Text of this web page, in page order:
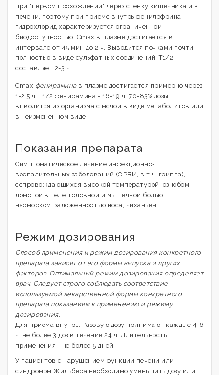
при "первом прохождении" через стенку кишечника и в
печени, поэтому при приеме внутрь фенилэфрина
гидрохлорид характеризуется ограниченной
биодоступностью. Cmax в плазме достигается в
интервале от 45 мин до 2 ч. Выводится почками почти
полностью в виде сульфатных соединений. T1/2
составляет 2-3 ч.
Cmax фенираминав плазме достигается примерно через
1-2.5 ч. T1/2 фенирамина - 16-19 ч. 70-83% дозы
выводится из организма с мочой в виде метаболитов или
в неизмененном виде.
Показания препарата
Симптоматическое лечение инфекционно-
воспалительных заболеваний (ОРВИ, в т.ч. гриппа),
сопровождающихся высокой температурой, ознобом,
ломотой в теле, головной и мышечной болью,
насморком, заложенностью носа, чиханьем.
Режим дозирования
Способ применения и режим дозирования конкретного
препарата зависят от его формы выпуска и других
факторов. Оптимальный режим дозирования определяет
врач. Следует строго соблюдать соответствие
используемой лекарственной формы конкретного
препарата показаниям к применению и режиму
дозирования.
Для приема внутрь. Разовую дозу принимают каждые 4-6
ч, не более 3 доз в течение 24 ч. Длительность
применения - не более 5 дней.
У пациентов с нарушением функции печени или
синдромом Жильбера необходимо уменьшить дозу или